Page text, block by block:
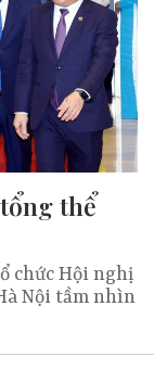
thể
chức Hội nghị
Nội tầm nhìn